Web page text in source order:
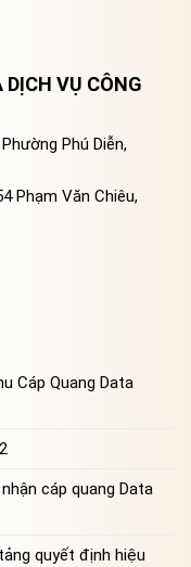
DỊCH VỤ CÔNG
Phú Diễn,
Phạm Văn Chiêu,
Cáp Quang Data
cáp quang Data
quyết định hiệu